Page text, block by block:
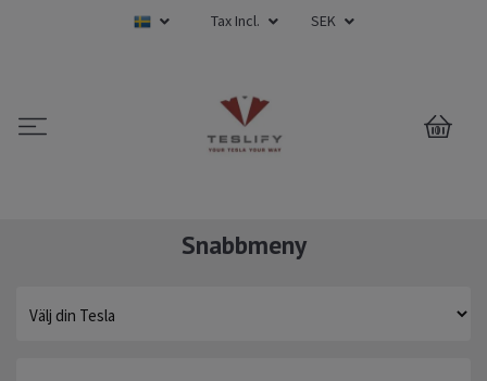
Tax Incl. SEK
0
Snabbmeny